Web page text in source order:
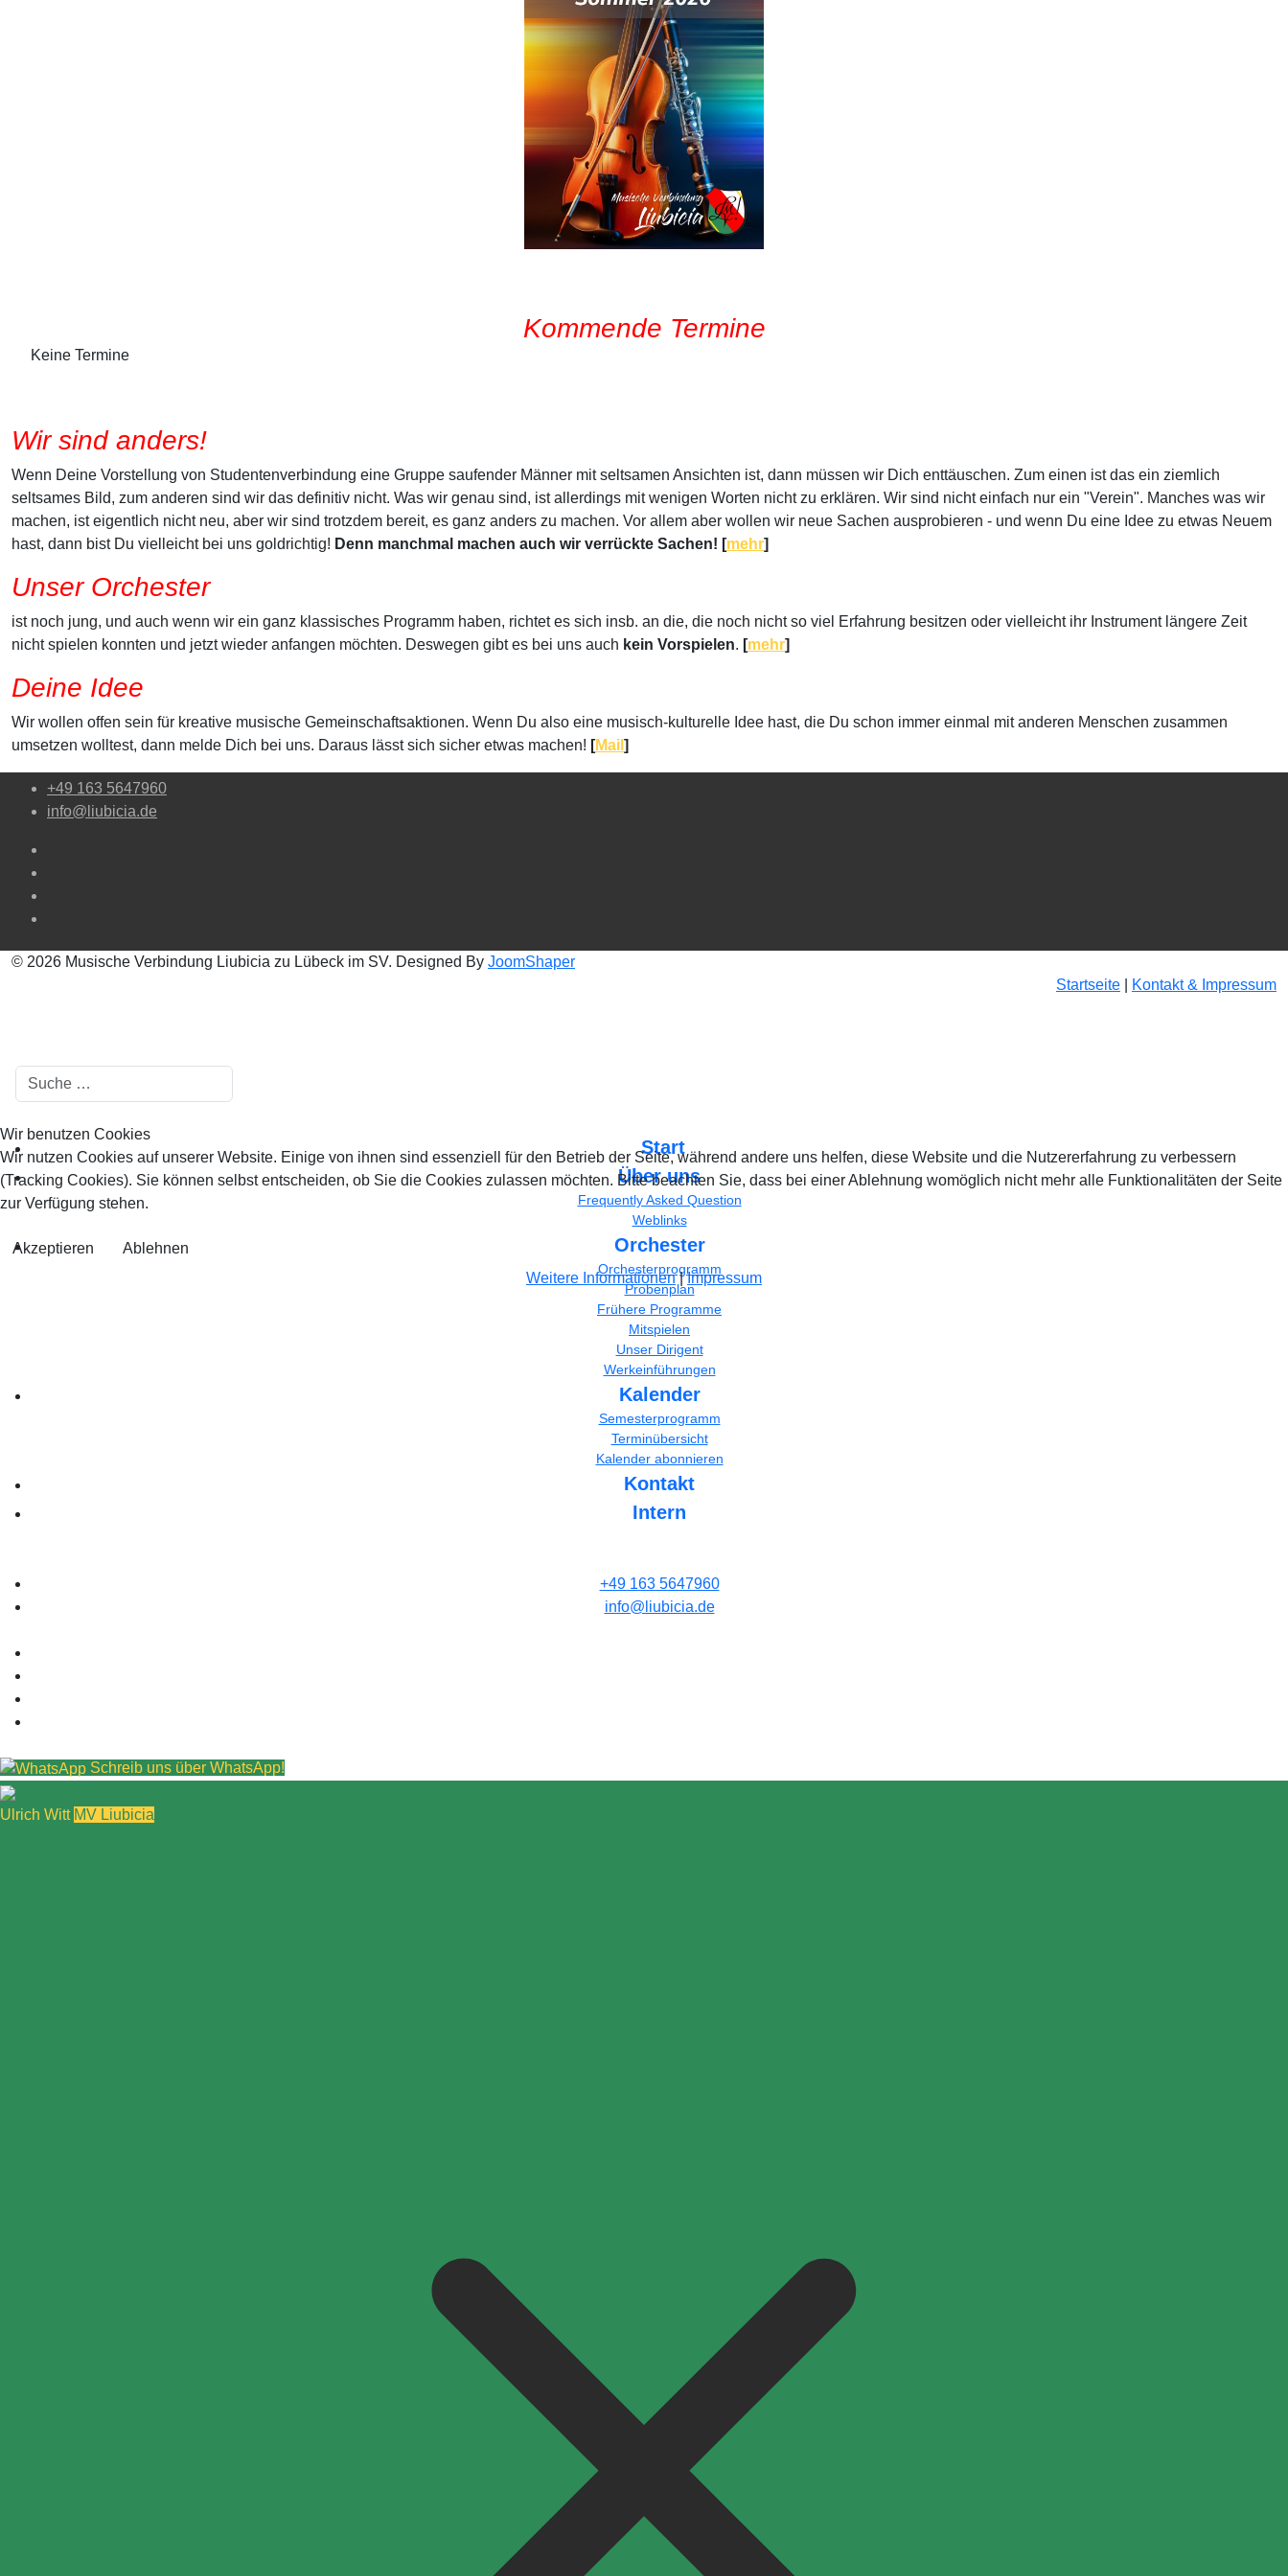
Kommende Termine
Keine Termine
Wir sind anders!
Wenn Deine Vorstellung von Studentenverbindung eine Gruppe saufender Männer mit seltsamen Ansichten ist, dann müssen wir Dich enttäuschen. Zum einen ist das ein ziemlich
seltsames Bild, zum anderen sind wir das definitiv nicht. Was wir genau sind, ist allerdings mit wenigen Worten nicht zu erklären. Wir sind nicht einfach nur ein "Verein". Manches was wir
machen, ist eigentlich nicht neu, aber wir sind trotzdem bereit, es ganz anders zu machen. Vor allem aber wollen wir neue Sachen ausprobieren - und wenn Du eine Idee zu etwas Neuem
hast, dann bist Du vielleicht bei uns goldrichtig! Denn manchmal machen auch wir verrückte Sachen! [mehr]
Unser Orchester
ist noch jung, und auch wenn wir ein ganz klassisches Programm haben, richtet es sich insb. an die, die noch nicht so viel Erfahrung besitzen oder vielleicht ihr Instrument längere Zeit
nicht spielen konnten und jetzt wieder anfangen möchten. Deswegen gibt es bei uns auch kein Vorspielen. [mehr]
Deine Idee
Wir wollen offen sein für kreative musische Gemeinschaftsaktionen. Wenn Du also eine musisch-kulturelle Idee hast, die Du schon immer einmal mit anderen Menschen zusammen
umsetzen wolltest, dann melde Dich bei uns. Daraus lässt sich sicher etwas machen! [Mail ]
+49 163 5647960
info@liubicia.de
© 2026 Musische Verbindung Liubicia zu Lübeck im SV. Designed By JoomShaper
Startseite
Kontakt & Impressum
Suchen
Start
Über uns
Frequently Asked Question
Weblinks
Orchester
Orchesterprogramm
Probenplan
Frühere Programme
Mitspielen
Unser Dirigent
Werkeinführungen
Kalender
Semesterprogramm
Terminübersicht
Kalender abonnieren
Kontakt
Intern
+49 163 5647960
info@liubicia.de
Schreib uns über WhatsApp!
Ulrich Witt MV Liubicia
Wir benutzen Cookies
Wir nutzen Cookies auf unserer Website. Einige von ihnen sind essenziell für den Betrieb der Seite, während andere uns helfen, diese Website und die Nutzererfahrung zu verbessern
(Tracking Cookies). Sie können selbst entscheiden, ob Sie die Cookies zulassen möchten. Bitte beachten Sie, dass bei einer Ablehnung womöglich nicht mehr alle Funktionalitäten der Seite
zur Verfügung stehen.
Akzeptieren
Ablehnen
Weitere Informationen|Impressum